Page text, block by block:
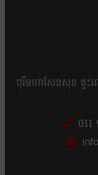
បុរីមហាសែនសុខ ផ្ទះ